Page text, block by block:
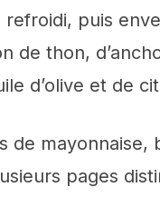
refroidi, puis
de thon,
d’olive et de
de mayonnaise,
pages